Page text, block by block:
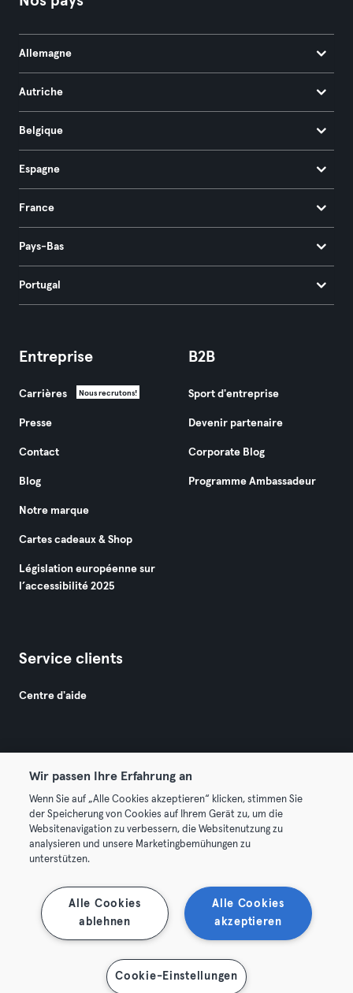
Allemagne
Autriche
Belgique
Espagne
France
Pays-Bas
Portugal
Entreprise
Carrières Nous recrutons!
Presse
Contact
Blog
Notre marque
Cartes cadeaux & Shop
Législation européenne sur
l’accessibilité 2025
B2B
Sport d'entreprise
Devenir partenaire
Corporate Blog
Programme Ambassadeur
Service clients
Centre d'aide
© 2026 Urban Sports Group GmbH. All rights reserved.
Conditions générales Politique de confidentialité
Mentions légales
Se rétracter ici
Wir passen Ihre Erfahrung an
Wenn Sie auf „Alle Cookies akzeptieren“ klicken, stimmen Sie
der Speicherung von Cookies auf Ihrem Gerät zu, um die
Websitenavigation zu verbessern, die Websitenutzung zu
analysieren und unsere Marketingbemühungen zu
unterstützen.
Alle Cookies
akzeptieren
Alle Cookies
ablehnen
Cookie-Einstellungen